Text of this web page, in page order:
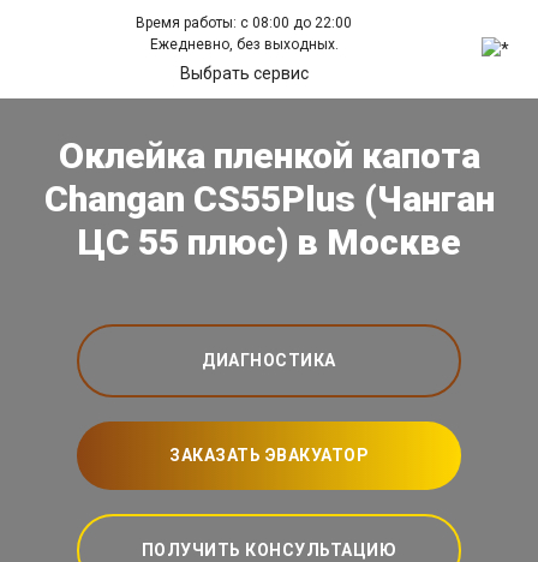
Время работы: с 08:00 до 22:00
Ежедневно, без выходных.
Выбрать сервис
Оклейка пленкой капота
Changan CS55Plus (Чанган
ЦС 55 плюс) в Москве
ДИАГНОСТИКА
ЗАКАЗАТЬ ЭВАКУАТОР
ПОЛУЧИТЬ КОНСУЛЬТАЦИЮ